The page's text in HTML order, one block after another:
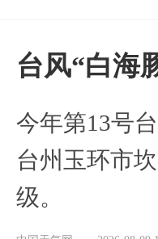
台风“白海
今年第13号
台州玉环市
级。